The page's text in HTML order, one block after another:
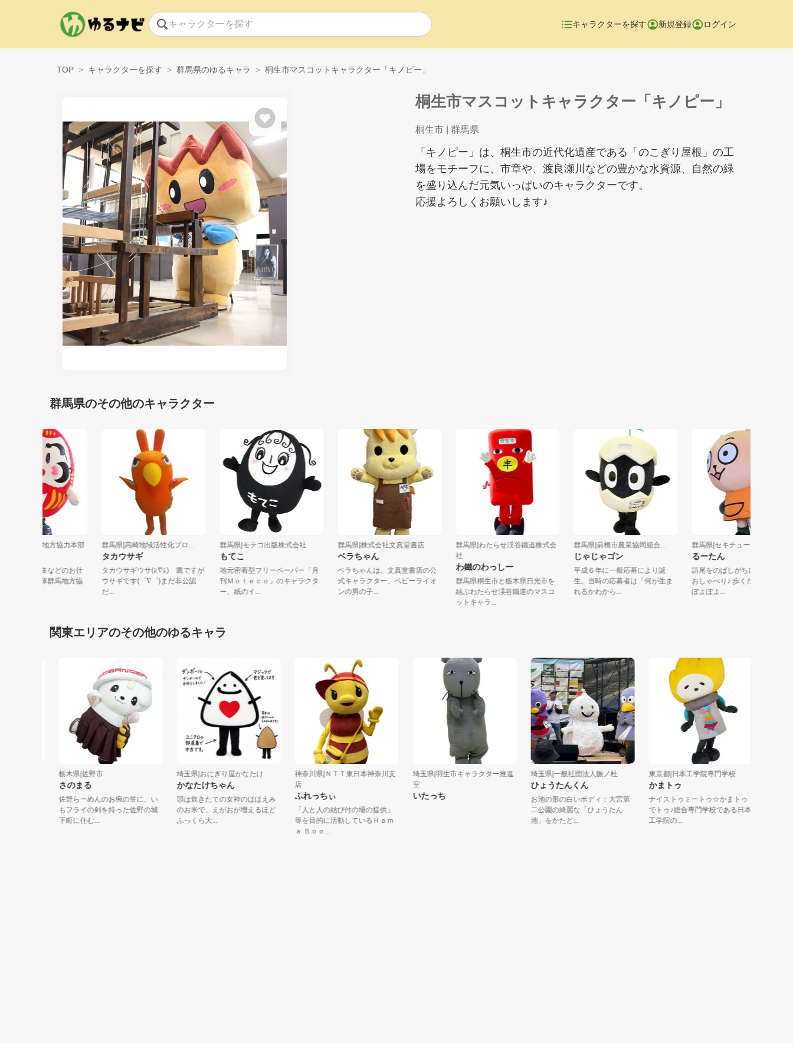
キャラクターを探す 新規登録 ログイン
TOP キャラクターを探す 群馬県のゆるキャラ 桐生市マスコットキャラクター「キノピー」
桐生市マスコットキャラクター「キノピー」
桐生市 | 群馬県
「キノピー」は、桐生市の近代化遺産である「のこぎり屋根」の工
場をモチーフに、市章や、渡良瀬川などの豊かな水資源、自然の緑
を盛り込んだ元気いっぱいのキャラクターです。
応援よろしくお願いします♪
群馬県のその他のキャラクター
馬県|自衛隊群馬地方協力本部
馬県で自衛官募集などのお仕
をしている自衛隊群馬地方協
群馬県|高崎地域活性化プロ...
タカウサギ
タカウサギウサ(≧∇≦) 鷹ですが
ウサギです(゜∇゜)まだ非公認
だ...
群馬県|モテコ出版株式会社
もてこ
地元密着型フリーペーパー「月
刊Ｍｏｔｅｃｏ」のキャラクタ
ー、紙のイ...
群馬県|株式会社文真堂書店
ベラちゃん
ベラちゃんは、文真堂書店の公
式キャラクター、ベビーライオ
ンの男の子...
群馬県|わたらせ渓谷鐵道株式会
わ鐵のわっしー
群馬県桐生市と栃木県日光市を
結ぶわたらせ渓谷鐵道のマスコ
ットキャラ...
群馬県|前橋市農業協同組合...
じゃじゃゴン
平成６年に一般応募により誕
生。当時の応募者は「何が生ま
れるかわから...
群馬県|セキチュー
るーたん
語尾をのばしがちに、のん
おしゃべり♪ 歩くたびに顔
ぽよぽよ...
関東エリアのその他のゆるキャラ
栃木県|佐野市
さのまる
佐野らーめんのお椀の笠に、い
もフライの剣を持った佐野の城
下町に住む...
埼玉県|おにぎり屋かなたけ
かなたけちゃん
頭は炊きたての女神のほほえみ
のお米で、えがおが増えるほど
ふっくら大...
神奈川県|ＮＴＴ東日本神奈川支
ふれっちぃ
「人と人の結び付の場の提供」
等を目的に活動しているＨａｍ
ａ Ｂｏｏ...
埼玉県|羽生市キャラクター推進
いたっち
埼玉県|一般社団法人賑ノ杜
ひょうたんくん
お池の形の白いボディ：大宮第
二公園の綺麗な「ひょうたん
池」をかたど...
東京都|日本工学院専門学校
かまトゥ
ナイストゥミートゥ☆かまトゥ
でトゥ♪総合専門学校である日本
工学院の...